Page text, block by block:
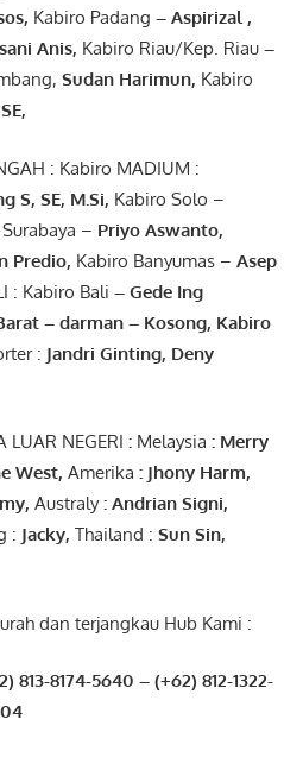
Kabiro Padang – Aspirizal ,
Anis, Kabiro Riau/Kep. Riau–
Sudan Harimun, Kabiro
,
: Kabiro MADIUM :
S, SE, M.Si, Kabiro Solo –
– Priyo Aswanto,
Predio, Kabiro Banyumas – Asep
: Kabiro Bali – Gede Ing
– darman– Kosong, Kabiro
: Jandri Ginting, Deny
LUAR NEGERI : Melaysia : Merry
West, Amerika : JhonyHarm,
, Australy: Andrian Signi,
: Jacky, Thailand : Sun Sin,
dan terjangkau Hub Kami :
8174-5640 – (+62) 812-1322-